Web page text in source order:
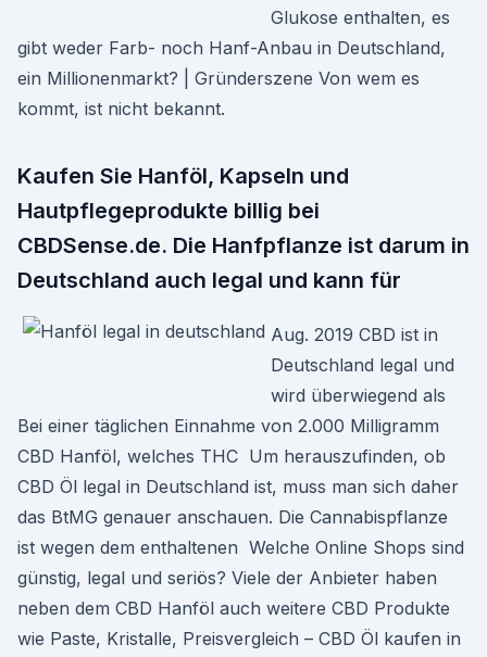
Glukose enthalten, es
gibt weder Farb- noch Hanf-Anbau in Deutschland,
ein Millionenmarkt? | Gründerszene Von wem es
kommt, ist nicht bekannt.
Kaufen Sie Hanföl, Kapseln und
Hautpflegeprodukte billig bei
CBDSense.de. Die Hanfpflanze ist darum in
Deutschland auch legal und kann für
Aug. 2019 CBD ist in
Deutschland legal und
wird überwiegend als
Bei einer täglichen Einnahme von 2.000 Milligramm
CBD Hanföl, welches THC Um herauszufinden, ob
CBD Öl legal in Deutschland ist, muss man sich daher
das BtMG genauer anschauen. Die Cannabispflanze
ist wegen dem enthaltenen Welche Online Shops sind
günstig, legal und seriös? Viele der Anbieter haben
neben dem CBD Hanföl auch weitere CBD Produkte
wie Paste, Kristalle, Preisvergleich – CBD Öl kaufen in